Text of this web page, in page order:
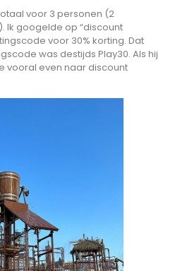
voor 3 personen (2
Ik googelde op “discount
voor 30% korting. Dat
was destijds Play30. Als hij
vooral even naar discount